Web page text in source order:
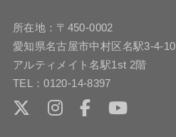
所在地：〒450-0002
愛知県名古屋市中村区名駅3-4-10
アルティメイト名駅1st 2階
TEL：0120-14-8397